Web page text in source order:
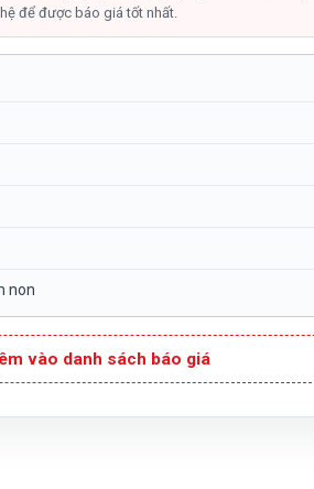
để được báo giá tốt nhất.
non
vào danh sách báo giá